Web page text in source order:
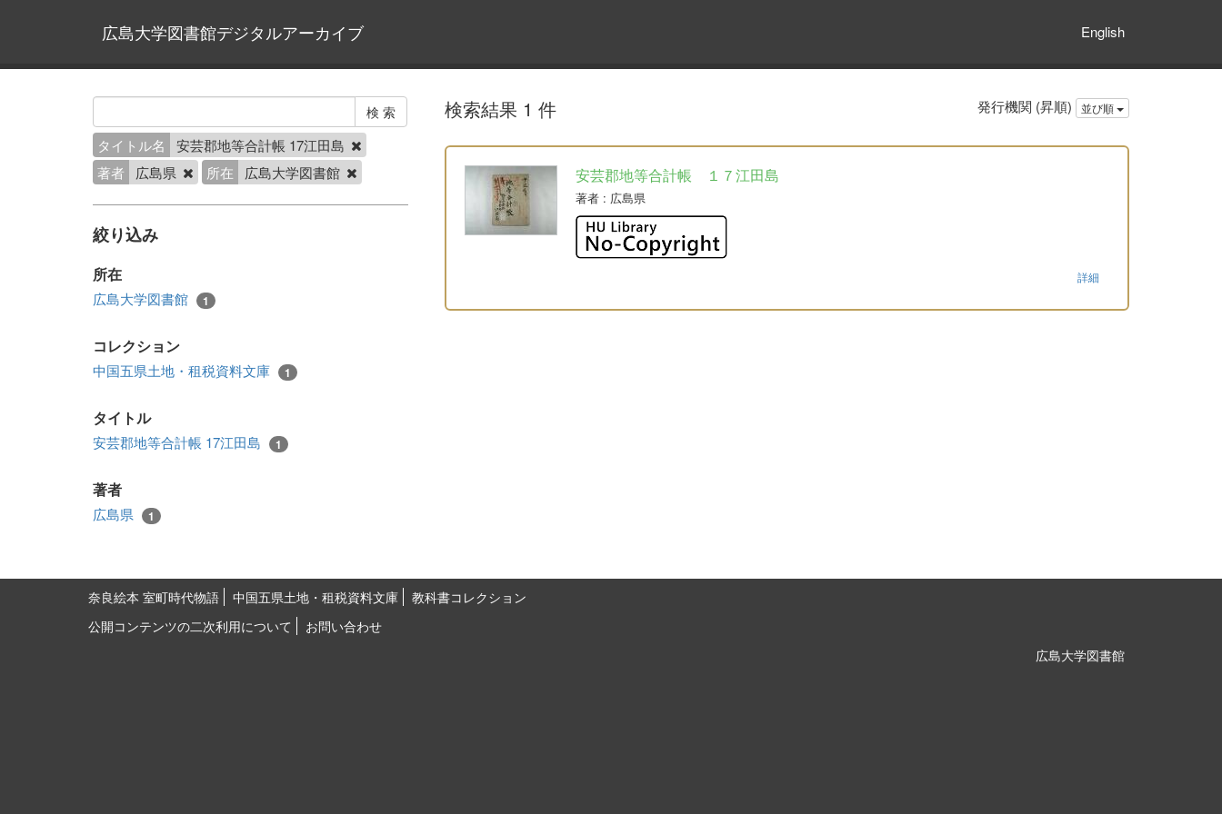
広島大学図書館デジタルアーカイブ English
タイトル名
安芸郡地等合計帳 17江田島
著者
広島県 所在 広島大学図書館
絞り込み
所在
広島大学図書館 1
コレクション
中国五県土地・租税資料文庫 1
タイトル
安芸郡地等合計帳 17江田島 1
著者
広島県 1
検索結果 1 件 発行機関 (昇順) 並び順
安芸郡地等合計帳 １７江田島
著者: 広島県
詳細
奈良絵本 室町時代物語 中国五県土地・租税資料文庫
教科書コレクション
公開コンテンツの二次利用について
お問い合わせ
広島大学図書館